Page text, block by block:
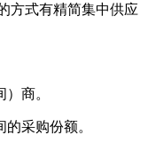
方式有精简集中供应
商。
采购份额。